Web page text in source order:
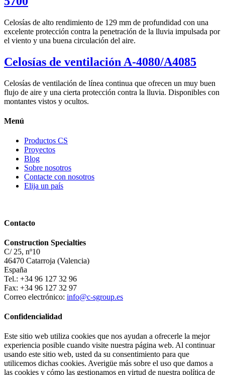
Celosías de alto rendimiento de 129 mm de profundidad con una
excelente protección contra la penetración de la lluvia impulsada por
el viento y una buena circulación del aire.
Celosías de ventilación A-4080/A4085
Celosías de ventilación de línea continua que ofrecen un muy buen
flujo de aire y una cierta protección contra la lluvia. Disponibles con
montantes vistos y ocultos.
Menú
Productos CS
Proyectos
Blog
Sobre nosotros
Contacte con nosotros
Elija un país
Contacto
Construction Specialties
C/ 25, nº10
46470 Catarroja (Valencia)
España
Tel.: +34 96 127 32 96
Fax: +34 96 127 32 97
Correo electrónico: info@c-sgroup.es
Confidencialidad
Este sitio web utiliza cookies que nos ayudan a ofrecerle la mejor
experiencia posible cuando visite nuestra página web. Al continuar
usando este sitio web, usted da su consentimiento para que
utilicemos dichas cookies. Averigüe más sobre el uso que damos a
las cookies y cómo las gestionamos en virtud de nuestra política de